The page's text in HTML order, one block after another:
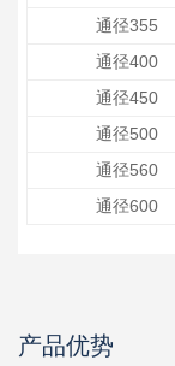
通径355
通径400
通径450
通径500
通径560
通径600
产品优势